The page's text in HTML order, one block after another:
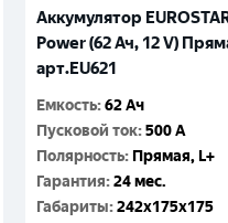
Аккумулятор
Power (62 Ач, 12 V)
арт.EU621
Емкость:62 Ач
Пусковой ток:500 A
Полярность: Прямая, L+
Гарантия:24 мес.
Габариты:242x175x175